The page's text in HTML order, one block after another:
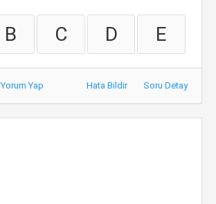
B C D E
Yorum Yap Hata Bildir Soru Detay